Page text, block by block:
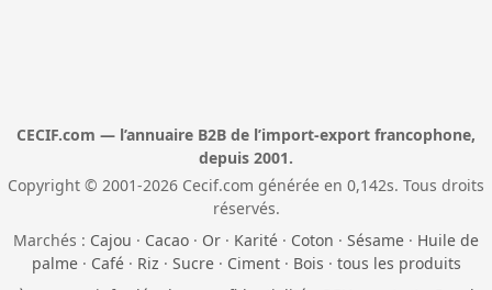
CECIF.com — l’annuaire B2B de l’import-export francophone,
depuis 2001.
Copyright © 2001-2026 Cecif.com générée en 0,142s. Tous droits
réservés.
Marchés : Cajou · Cacao · Or · Karité · Coton · Sésame · Huile de
palme· Café· Riz · Sucre· Ciment· Bois · tous les produits